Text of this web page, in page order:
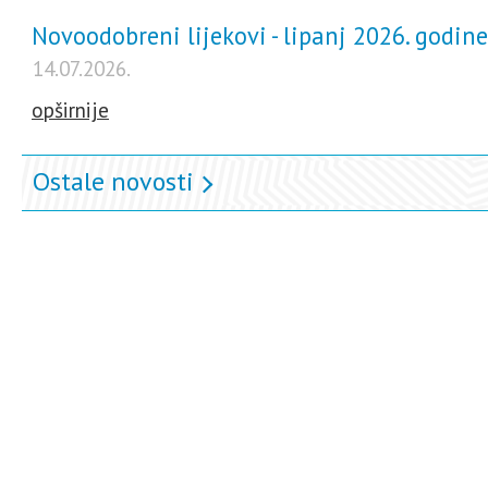
Novoodobreni lijekovi - lipanj 2026. godine
14.07.2026.
opširnije
Ostale novosti